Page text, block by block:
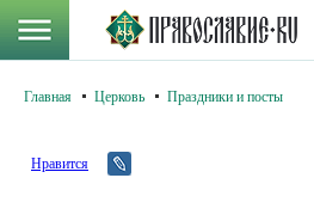
Главная Церковь Праздники и посты
Нравится